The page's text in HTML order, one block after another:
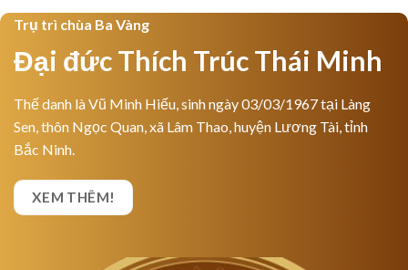
Trụ trì chùa Ba Vàng
Đại đức Thích Trúc Thái Minh
Thế danh là Vũ Minh Hiếu, sinh ngày 03/03/1967 tại Làng
Sen, thôn Ngọc Quan, xã Lâm Thao, huyện Lương Tài, tỉnh
Bắc Ninh.
XEM THÊM!